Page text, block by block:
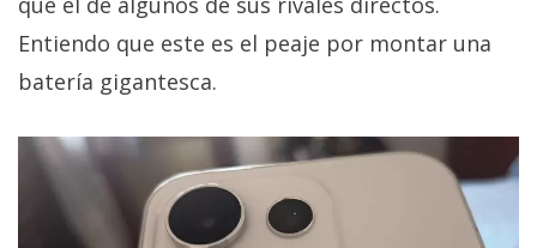
Entiendo que este es el peaje por montar una
batería gigantesca.